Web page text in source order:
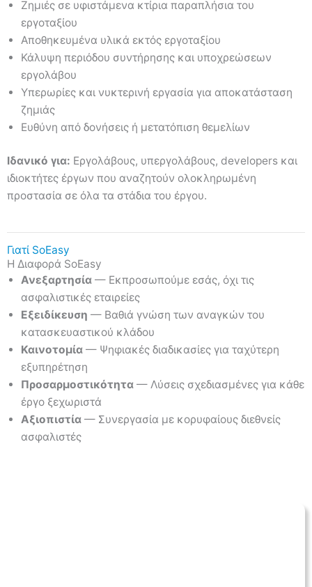
Ζημιές σε υφιστάμενα κτίρια παραπλήσια του
εργοταξίου
Αποθηκευμένα υλικά εκτός εργοταξίου
Κάλυψη περιόδου συντήρησης και υποχρεώσεων
εργολάβου
Υπερωρίες και νυκτερινή εργασία για αποκατάσταση
ζημιάς
Ευθύνη από δονήσεις ή μετατόπιση θεμελίων
Ιδανικό για: Εργολάβους, υπεργολάβους, developers και
ιδιοκτήτες έργων που αναζητούν ολοκληρωμένη
προστασία σε όλα τα στάδια του έργου.
Γιατί SoEasy
Η Διαφορά SoEasy
Ανεξαρτησία — Εκπροσωπούμε εσάς, όχι τις
ασφαλιστικές εταιρείες
Εξειδίκευση — Βαθιά γνώση των αναγκών του
κατασκευαστικού κλάδου
Καινοτομία — Ψηφιακές διαδικασίες για ταχύτερη
εξυπηρέτηση
Προσαρμοστικότητα — Λύσεις σχεδιασμένες για κάθε
έργο ξεχωριστά
Αξιοπιστία — Συνεργασία με κορυφαίους διεθνείς
ασφαλιστές